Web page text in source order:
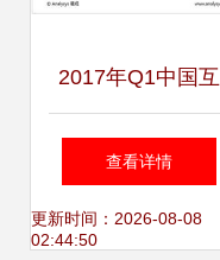
2017年Q1中国互
联网婚恋市场 规模
逼近十亿，双重挑
查看详情
更新时间：2026-08-08
02:44:50